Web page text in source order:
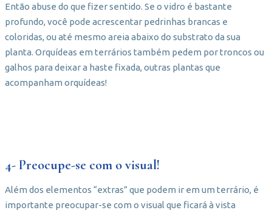
Então abuse do que fizer sentido. Se o vidro é bastante
profundo, você pode acrescentar pedrinhas brancas e
coloridas, ou até mesmo areia abaixo do substrato da sua
planta. Orquídeas em terrários também pedem por troncos ou
galhos para deixar a haste fixada, outras plantas que
acompanham orquídeas!
4- Preocupe-se com o visual!
Além dos elementos “extras” que podem ir em um terrário, é
importante preocupar-se com o visual que ficará à vista